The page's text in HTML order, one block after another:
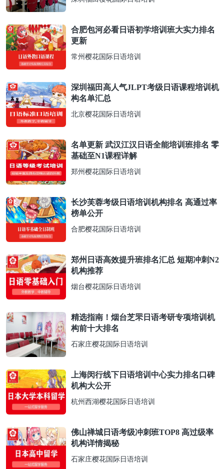
合肥包河必看日语初学培训班大实力排名
更新
常州樱花国际日语培训
深圳福田高人气JLPT考级日语课程培训机
构名单汇总
北京樱花国际日语培训
名单更新 武汉江汉日语全能培训班排名 零
基础至N1课程详解
郑州樱花国际日语培训
长沙芙蓉考级日语培训机构排名 高通过率
榜单公开
合肥樱花国际日语培训
郑州日语高效提升班排名汇总 短期冲刺N2
机构推荐
烟台樱花国际日语培训
精选指南！烟台芝罘日语考研专项培训机
构前十大排名
石家庄樱花国际日语培训
上海闵行线下日语培训中心实力排名口碑
机构大公开
杭州西湖樱花国际日语培训
佛山禅城日语考级冲刺班TOP8 高过级率
机构详情揭秘
石家庄樱花国际日语培训